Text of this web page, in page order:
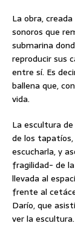
La obra,
sonoros que
submarina
reproducir sus
entre sí. Es
ballena que,
vida.
La escultura
de los
escucharla, y
fragilidad- de
llevada al
frente al
Darío, que
ver la